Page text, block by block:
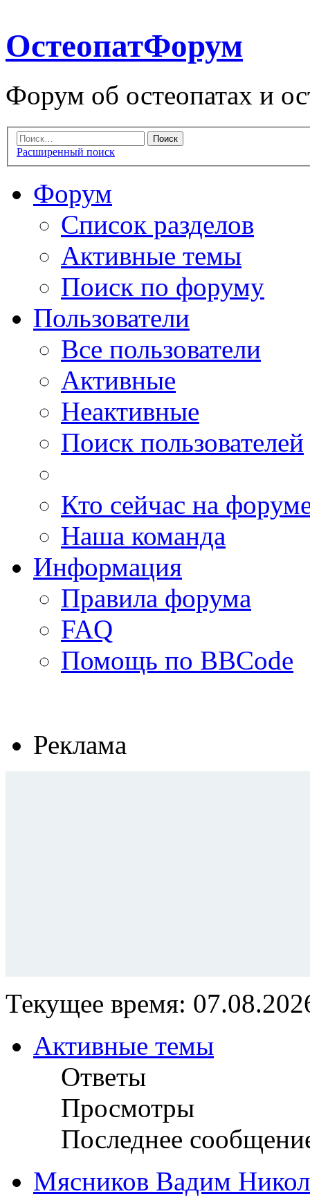
ОстеопатФорум
Форум об остеопатах и
Расширенный поиск
Форум
Список разделов
Активные темы
Поиск по форуму
Пользователи
Все пользователи
Активные
Неактивные
Поиск пользователей
Кто сейчас на
Наша команда
Информация
Правила форума
FAQ
Помощь по BBCode
Реклама
Текущее время:
Активные темы
Ответы
Просмотры
Последнее
Мясников Вадим